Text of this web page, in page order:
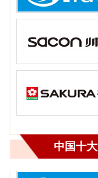
中国十